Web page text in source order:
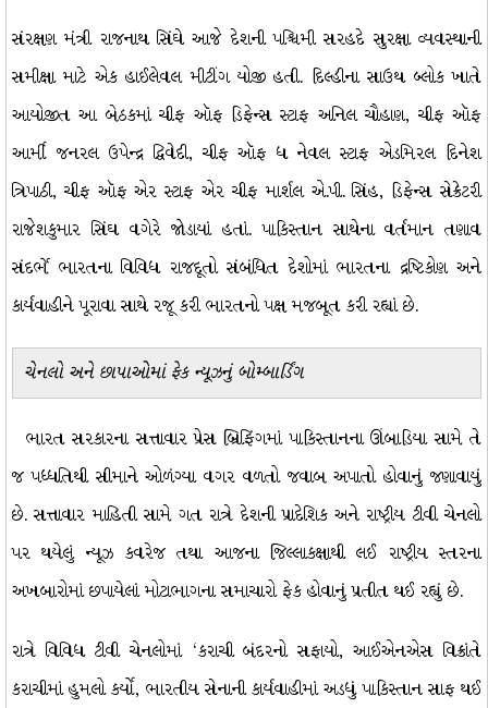
સંરક્ષણ મંત્રી રાજનાથ સિંઘે આજે દેશની પશ્ચિમી સરહદે સુરક્ષા વ્યવસ્થાની
સમીક્ષા માટે એક હાઈલેવલ મીટીંગ યોજી હતી. દિલ્હીના સાઉથ બ્લોક ખાતે
આયોજીત આ બેઠકમાં ચીફ ઑફ ડિફેન્સ સ્ટાફ અનિલ ચૌહાણ, ચીફ ઑફ
આર્મી જનરલ ઉપેન્દ્ર દ્વિવેદી, ચીફ ઑફ ધ નેવલ સ્ટાફ એડમિરલ દિનેશ
ત્રિપાઠી, ચીફ ઑફ એર સ્ટાફ એર ચીફ માર્શલ એ.પી. સિંહ, ડિફેન્સ સેક્રેટરી
રાજેશકુમાર સિંઘ વગેરે જોડાયાં હતાં. પાકિસ્તાન સાથેના વર્તમાન તણાવ
સંદર્ભે ભારતના વિવિધ રાજદૂતો સંબંધિત દેશોમાં ભારતના દ્રષ્ટિકોણ અને
કાર્યવાહીને પૂરાવા સાથે રજૂ કરી ભારતનો પક્ષ મજબૂત કરી રહ્યાં છે.
ચેનલો અને છાપાઓમાં ફેક ન્યૂઝનું બોમ્બાર્ડિંગ
ભારત સરકારના સત્તાવાર પ્રેસ બ્રિફિંગમાં પાકિસ્તાનના ઊંબાડિયા સામે તે
જ પધ્ધતિથી સીમાને ઓળંગ્યા વગર વળતો જવાબ અપાતો હોવાનું જણાવાયું
છે. સત્તાવાર માહિતી સામે ગત રાત્રે દેશની પ્રાદેશિક અને રાષ્ટ્રીય ટીવી ચેનલો
પર થયેલું ન્યૂઝ કવરેજ તથા આજના જિલ્લાકક્ષાથી લઈ રાષ્ટ્રીય સ્તરના
અખબારોમાં છપાયેલાં મોટાભાગના સમાચારો ફેક હોવાનું પ્રતીત થઈ રહ્યું છે.
રાત્રે વિવિધ ટીવી ચેનલોમાં ‘કરાચી બંદરનો સફાયો, આઈએનએસ વિક્રાંતે
કરાચીમાં હુમલો કર્યો, ભારતીય સેનાની કાર્યવાહીમાં અડધું પાકિસ્તાન સાફ થઈ